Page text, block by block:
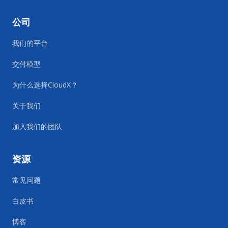
公司
我们的平台
交付模型
为什么选择CloudX？
关于我们
加入我们的团队
资源
常见问题
白皮书
博客